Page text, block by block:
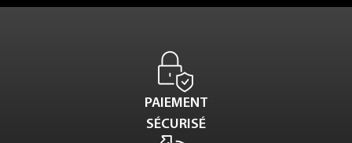
PAIEMENT
SÉCURISÉ